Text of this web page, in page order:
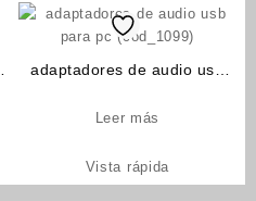
adaptadores de audio usb
Leer más
Vista rápida